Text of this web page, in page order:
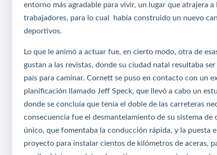
entorno más agradable para vivir, un lugar que atrajera a
trabajadores, para lo cual había construido un nuevo
deportivos.
Lo que le animó a actuar fue, en cierto modo, otra de
gustan a las revistas, donde su ciudad natal resultaba
país para caminar. Cornett se puso en contacto con un
planificación llamado Jeff Speck, que llevó a cabo un
donde se concluía que tenía el doble de las carreteras
consecuencia fue el desmantelamiento de su sistema de
único, que fomentaba la conducción rápida, y la puesta
proyecto para instalar cientos de kilómetros de aceras,